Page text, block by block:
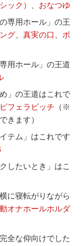
ック） 、 おなつゆ
専用ホール」の王
グ、真実の口 、ボ
用ホール」の王道
」の王道はこれで
フェラビッチ （※
きます）
テム」はこれです
したいとき」はこ
に寝転がりながら
オナホールホルダ
全な仰向けでした